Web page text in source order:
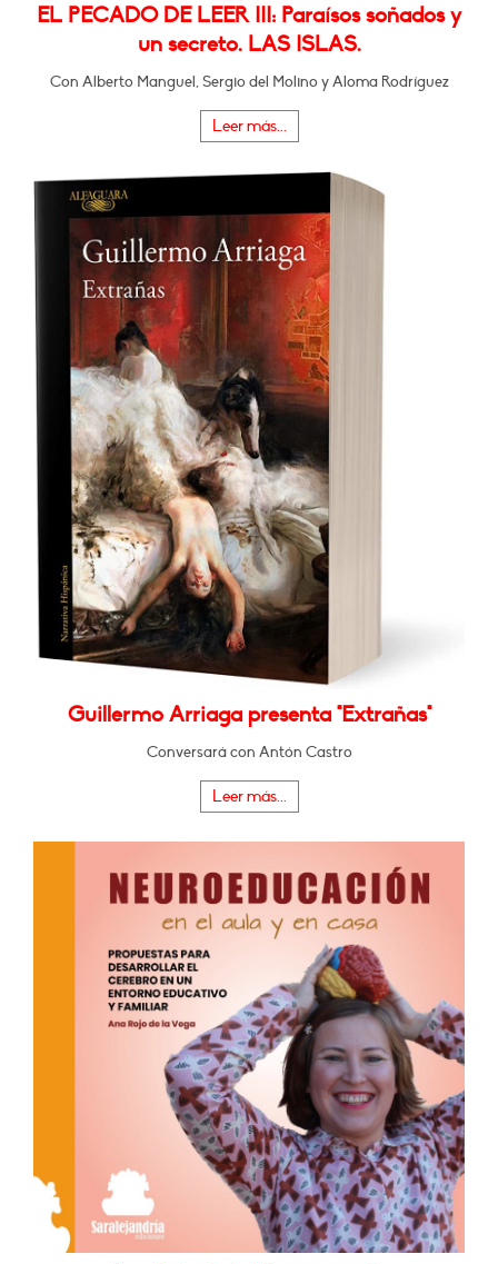
EL PECADO DE LEER III: Paraísos soñados y
un secreto. LAS ISLAS.
Con Alberto Manguel, Sergio del Molino y Aloma Rodríguez
Leer más...
Guillermo Arriaga presenta "Extrañas"
Conversará con Antón Castro
Leer más...